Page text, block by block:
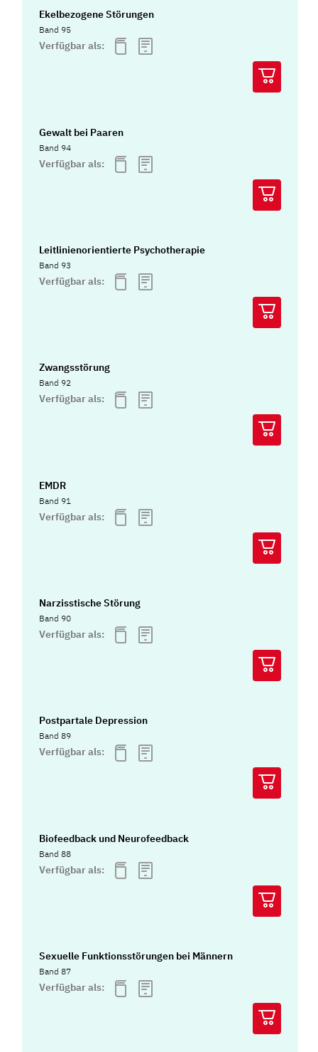
Ekelbezogene Störungen
Band 95
Verfügbar als:
Gewalt bei Paaren
Band 94
Verfügbar als:
Leitlinienorientierte Psychotherapie
Band 93
Verfügbar als:
Zwangsstörung
Band 92
Verfügbar als:
EMDR
Band 91
Verfügbar als:
Narzisstische Störung
Band 90
Verfügbar als:
Postpartale Depression
Band 89
Verfügbar als:
Biofeedback und Neurofeedback
Band 88
Verfügbar als:
Sexuelle Funktionsstörungen bei Männern
Band 87
Verfügbar als: